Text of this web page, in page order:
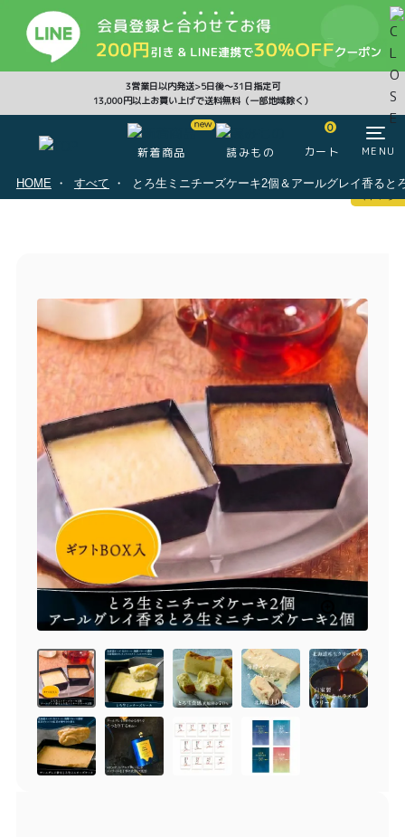
3営業日以内発送>5日後〜31日指定可
13,000円以上お買い上げで送料無料（一部地域除く）
新着商品 読みもの
0
カート MENU
CLOSE
0
商品一覧
とろ生ガトーショコラ
とろ生 まとめ買いお得
セット
お中元
紅茶toroaTea
メルマガ会員様限定
toroa夏のアウトレッ
トセール
とろ生チーズケーキ
濃抹茶とろ生ガトーシ
ョコラ
とろ生シュー
クッキー缶
お誕生日セット
手さげ袋
季節限定
HOME すべて とろ生ミニチーズケーキ2個＆アールグレイ香る